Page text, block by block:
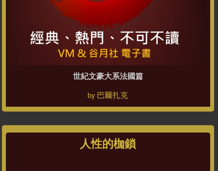
世紀文豪大系法國篇
by 巴爾扎克
人性的枷鎖